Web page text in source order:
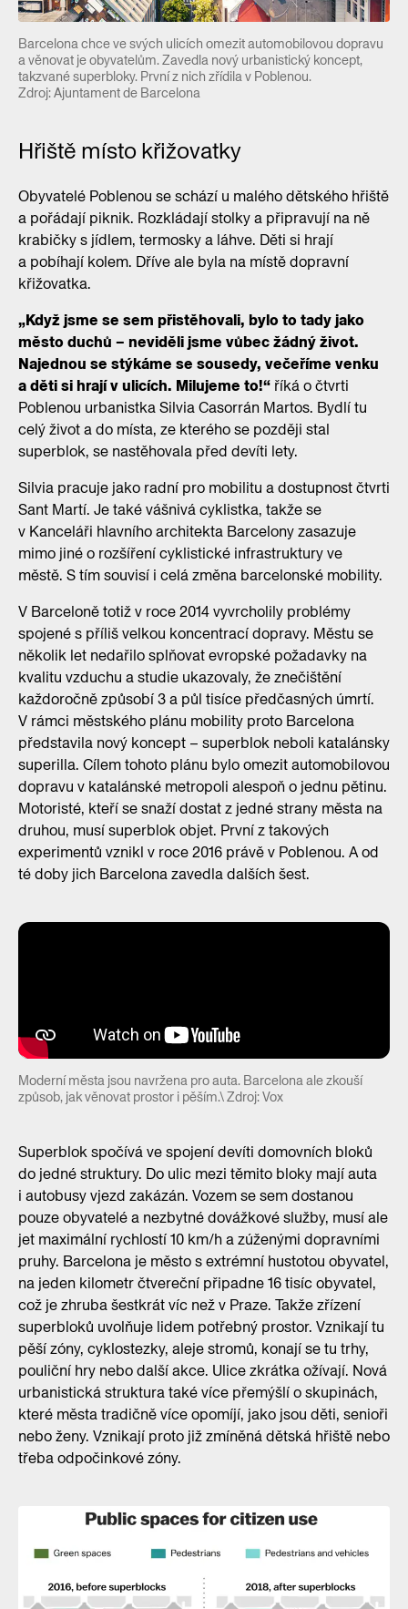
Barcelona chce ve svých ulicích omezit automobilovou dopravu
a věnovat je obyvatelům. Zavedla nový urbanistický koncept,
takzvané superbloky. První z nich zřídila v Poblenou.
Zdroj: Ajuntament de Barcelona
Hřiště místo křižovatky
Obyvatelé Poblenou se schází u malého dětského hřiště
a pořádají piknik. Rozkládají stolky a připravují na ně
krabičky s jídlem, termosky a láhve. Děti si hrají
a pobíhají kolem. Dříve ale byla na místě dopravní
křižovatka.
„Když jsme se sem přistěhovali, bylo to tady jako
město duchů – neviděli jsme vůbec žádný život.
Najednou se stýkáme se sousedy, večeříme venku
a děti si hrají v ulicích. Milujeme to!“ říká o čtvrti
Poblenou urbanistka Silvia Casorrán Martos. Bydlí tu
celý život a do místa, ze kterého se později stal
superblok, se nastěhovala před devíti lety.
Silvia pracuje jako radní pro mobilitu a dostupnost čtvrti
Sant Martí. Je také vášnivá cyklistka, takže se
v Kanceláři hlavního architekta Barcelony zasazuje
mimo jiné o rozšíření cyklistické infrastruktury ve
městě. S tím souvisí i celá změna barcelonské mobility.
V Barceloně totiž v roce 2014 vyvrcholily problémy
spojené s příliš velkou koncentrací dopravy. Městu se
několik let nedařilo splňovat evropské požadavky na
kvalitu vzduchu a studie ukazovaly, že znečištění
každoročně způsobí 3 a půl tisíce předčasných úmrtí.
V rámci městského plánu mobility proto Barcelona
představila nový koncept – superblok neboli katalánsky
superilla. Cílem tohoto plánu bylo omezit automobilovou
dopravu v katalánské metropoli alespoň o jednu pětinu.
Motoristé, kteří se snaží dostat z jedné strany města na
druhou, musí superblok objet. První z takových
experimentů vznikl v roce 2016 právě v Poblenou. A od
té doby jich Barcelona zavedla dalších šest.
Moderní města jsou navržena pro auta. Barcelona ale zkouší
způsob, jak věnovat prostor i pěším.\ Zdroj: Vox
Superblok spočívá ve spojení devíti domovních bloků
do jedné struktury. Do ulic mezi těmito bloky mají auta
i autobusy vjezd zakázán. Vozem se sem dostanou
pouze obyvatelé a nezbytné dovážkové služby, musí ale
jet maximální rychlostí 10 km/h a zúženými dopravními
pruhy. Barcelona je město s extrémní hustotou obyvatel,
na jeden kilometr čtvereční připadne 16 tisíc obyvatel,
což je zhruba šestkrát víc než v Praze. Takže zřízení
superbloků uvolňuje lidem potřebný prostor. Vznikají tu
pěší zóny, cyklostezky, aleje stromů, konají se tu trhy,
pouliční hry nebo další akce. Ulice zkrátka ožívají. Nová
urbanistická struktura také více přemýšlí o skupinách,
které města tradičně více opomíjí, jako jsou děti, senioři
nebo ženy. Vznikají proto již zmíněná dětská hřiště nebo
třeba odpočinkové zóny.